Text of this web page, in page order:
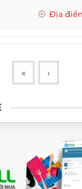
Địa
« ‹